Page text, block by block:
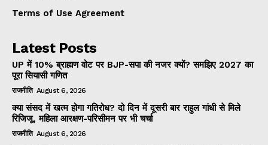
Terms of Use Agreement
Latest Posts
UP में 10% ब्राह्मण वोट पर BJP-सपा की नजर क्यों? समझिए 2027 का
पूरा सियासी गणित
राजनीति August 6, 2026
क्या संसद में खत्म होगा गतिरोध? दो दिन में दूसरी बार राहुल गांधी से मिले
रिजिजू, महिला आरक्षण-परिसीमन पर भी चर्चा
राजनीति August 6, 2026